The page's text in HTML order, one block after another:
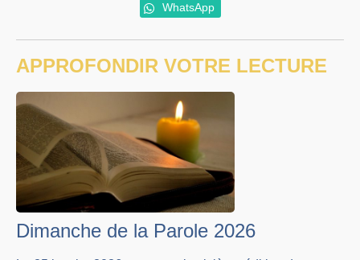
WhatsApp
APPROFONDIR VOTRE LECTURE
Dimanche de la Parole 2026